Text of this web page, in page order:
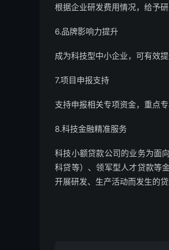
根据企业研发费用情况，给予
6.品牌影响力提升
成为科技型中小企业，可有效
7.项目申报支持
支持申报相关专项资金，重点专
8.科技金融精准服务
科技小额贷款公司的业务为面
科贷等）、领军型人才贷款等
开展研发、生产活动而发生的